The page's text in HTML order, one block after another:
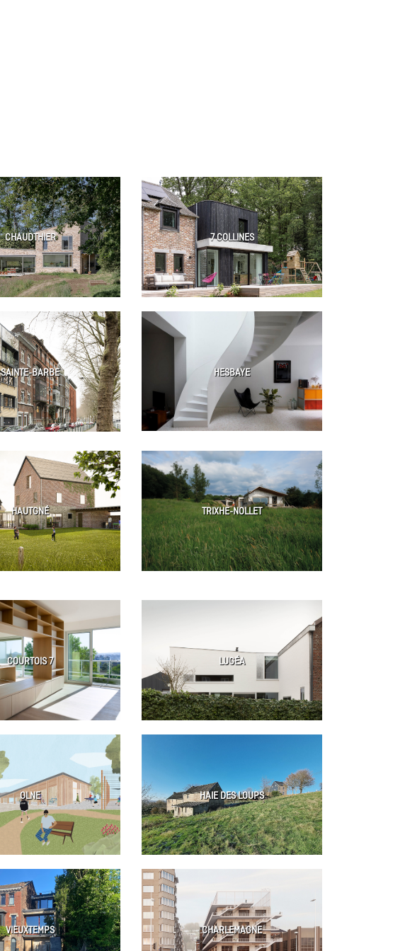
CHAUDTHIER 7 COLLINES
SAINTE-BARBE HESBAYE
HAUTGNÉ TRIXHE-NOLLET
COURTOIS 7 LUGÉA
OLNE HAIE DES LOUPS
VIEUXTEMPS CHARLEMAGNE